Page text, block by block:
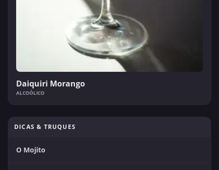
Daiquiri Morango
ALCOÓLICO
DICAS & TRUQUES
O Mojito